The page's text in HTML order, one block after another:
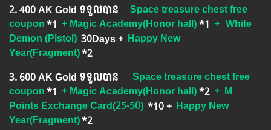
2.​ 400 AK Gold ទទួលបាន
Space treasure chest free
coupon*1 + Magic Academy(Honor hall)*1 + White
Demon (Pistol) 30Days+ Happy New
Year(Fragment)*2
3.​ 600 AK Gold ទទួលបាន
Space treasure chest free
coupon*1 + Magic Academy(Honor hall)*2 + M
Points Exchange Card(25-50) *10+ Happy New
Year(Fragment)*2